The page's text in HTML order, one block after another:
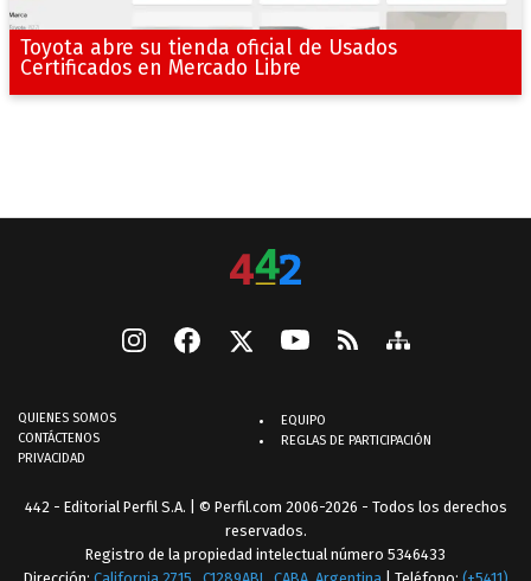
Toyota abre su tienda oficial de Usados
Certificados en Mercado Libre
QUIENES SOMOS
CONTÁCTENOS
PRIVACIDAD
EQUIPO
REGLAS DE PARTICIPACIÓN
442 - Editorial Perfil S.A. | © Perfil.com 2006-2026 - Todos los derechos
reservados.
Registro de la propiedad intelectual número 5346433